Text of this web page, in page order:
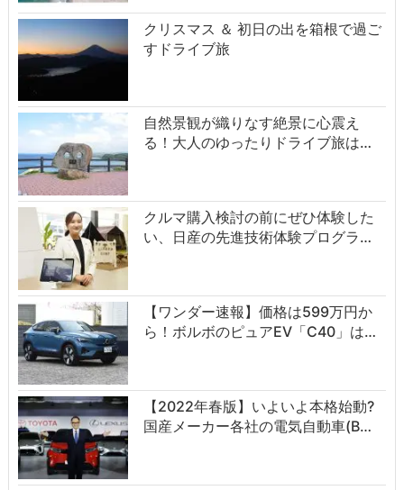
クリスマス ＆ 初日の出を箱根で過ご
すドライブ旅
自然景観が織りなす絶景に心震え
る！大人のゆったりドライブ旅は…
クルマ購入検討の前にぜひ体験した
い、日産の先進技術体験プログラ…
【ワンダー速報】価格は599万円か
ら！ボルボのピュアEV「C40」は…
【2022年春版】いよいよ本格始動?
国産メーカー各社の電気自動車(B…